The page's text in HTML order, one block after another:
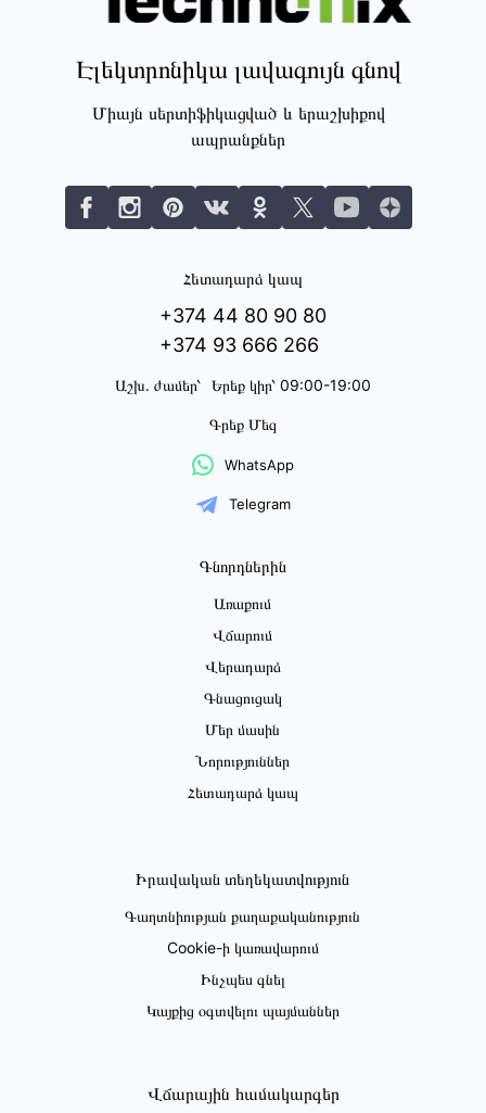
Էլեկտրոնիկա լավագույն գնով
Միայն սերտիֆիկացված և երաշխիքով
ապրանքներ
Հետադարձ կապ
+374 44 80 90 80
+374 93 666 266
Աշխ․ ժամեր՝ Երեք կիր՝ 09:00-19:00
Գրեք Մեզ
WhatsApp
Telegram
Գնորդներին
Առաքում
Վճարում
Վերադարձ
Գնացուցակ
Մեր մասին
Նորություններ
Հետադարձ կապ
Իրավական տեղեկատվություն
Գաղտնիության քաղաքականություն
Cookie-ի կառավարում
Ինչպես գնել
Կայքից օգտվելու պայմաններ
Վճարային համակարգեր